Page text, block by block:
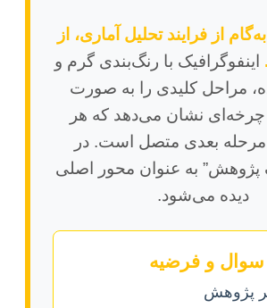
از فرایند تحلیل آماری، از
اینفوگرافیک با رنگ‌بندی گرم و
مراحل کلیدی را به صورت
چرخه‌ای نشان می‌دهد که هر
مرحله بعدی متصل است. در
پژوهش” به عنوان محور اصلی
دیده می‌شود.
پژوهش